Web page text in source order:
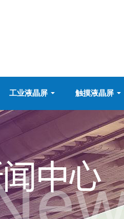
工业液晶屏 触摸液晶屏